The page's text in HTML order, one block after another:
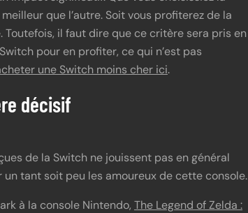
que l’autre. Soit vous profiterez de la
il faut dire que ce critère sera pris en
pour en profiter, ce qui n’est pas
une Switch moins cher ici.
décisif
de la Switch ne jouissent pas en général
un tant soit peu les amoureux de cette console.
à la console Nintendo, The Legend of Zelda :